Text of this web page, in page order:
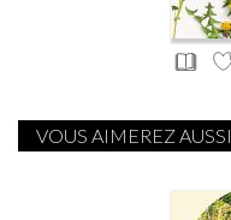
VOUS AIMEREZ AUSSI